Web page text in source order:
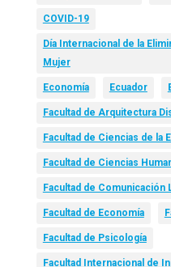
COVID-19
Día Internacional de la
Mujer
Economía Ecuador
Facultad de Arquitectura
Facultad de Ciencias de la
Facultad de Ciencias
Facultad de Comunicación
Facultad de Economía
Facultad de Psicología
Facultad Internacional de